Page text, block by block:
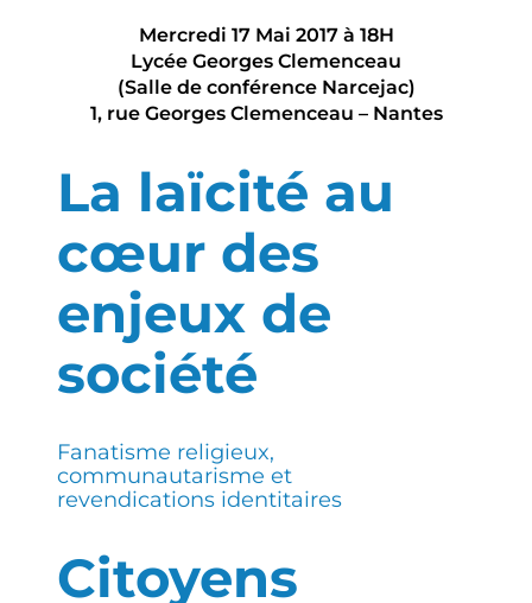
Mercredi 17 Mai 2017 à 18H
Lycée Georges Clemenceau
(Salle de conférence Narcejac)
1, rue Georges Clemenceau – Nantes
La laïcité au
cœur des
enjeux de
société
Fanatisme religieux,
communautarisme et
revendications identitaires
Citoyens